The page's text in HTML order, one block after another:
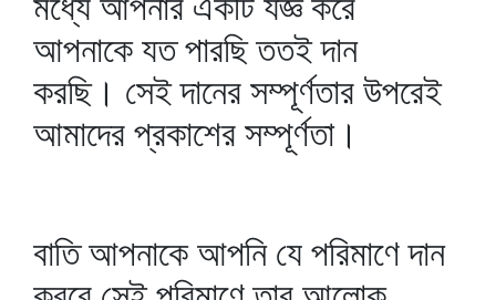
আপনাকে যত পারছি ততই দান
করছি। সেই দানের সম্পূর্ণতার উপরেই
আমাদের প্রকাশের সম্পূর্ণতা।
বাতি আপনাকে আপনি যে পরিমাণে দান